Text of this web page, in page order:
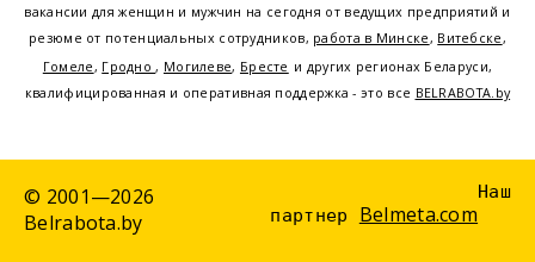
вакансии для женщин и мужчин на сегодня от ведущих предприятий и
резюме от потенциальных сотрудников, работа в Минске, Витебске,
Гомеле, Гродно, Могилеве, Бресте и других регионах Беларуси,
квалифицированная и оперативная поддержка - это все BELRABOTA.by
© 2001—2026
Belrabota.by
Наш
партнер
Belmeta.com